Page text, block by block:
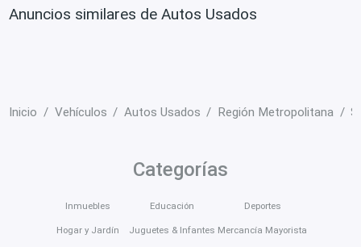
Anuncios similares de Autos Usados
Inicio Vehículos Autos Usados Región Metropolitana
Categorías
Inmuebles
Hogar y Jardín
Educación
Juguetes & Infantes
Deportes
Mercancía Mayorista